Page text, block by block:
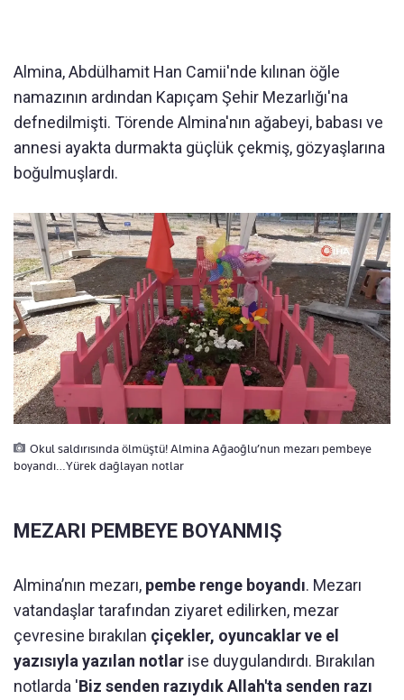
Almina, Abdülhamit Han Camii'nde kılınan öğle
namazının ardından Kapıçam Şehir Mezarlığı'na
defnedilmişti. Törende Almina'nın ağabeyi, babası ve
annesi ayakta durmakta güçlük çekmiş, gözyaşlarına
boğulmuşlardı.
Okul saldırısında ölmüştü! Almina Ağaoğlu’nun mezarı pembeye
boyandı…Yürek dağlayan notlar
MEZARI PEMBEYE BOYANMIŞ
Almina’nın mezarı, pembe renge boyandı. Mezarı
vatandaşlar tarafından ziyaret edilirken, mezar
çevresine bırakılan çiçekler, oyuncaklar ve el
yazısıyla yazılan notlar ise duygulandırdı. Bırakılan
notlarda 'Biz senden razıydık Allah'ta senden razı